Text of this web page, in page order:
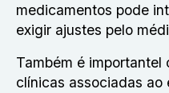
medicamentos pode
exigir ajustes pelo
Também é
clínicas associadas